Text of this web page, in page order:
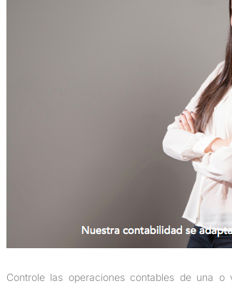
Controle las operaciones contables de una